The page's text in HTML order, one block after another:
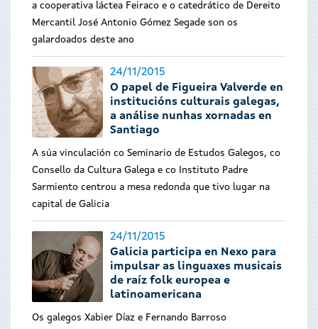
a cooperativa láctea Feiraco e o catedrático de Dereito
Mercantil José Antonio Gómez Segade son os
galardoados deste ano
24/11/2015
O papel de Figueira Valverde en
institucións culturais galegas,
a análise nunhas xornadas en
Santiago
A súa vinculación co Seminario de Estudos Galegos, co
Consello da Cultura Galega e co Instituto Padre
Sarmiento centrou a mesa redonda que tivo lugar na
capital de Galicia
24/11/2015
Galicia participa en Nexo para
impulsar as linguaxes musicais
de raíz folk europea e
latinoamericana
Os galegos Xabier Díaz e Fernando Barroso